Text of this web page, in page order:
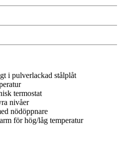
i pulverlackad stålplåt
termostat
nivåer
nödöppnare
för hög/låg temperatur